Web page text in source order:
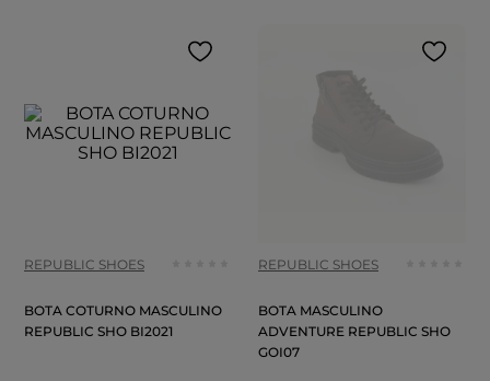
REPUBLIC SHOES
BOTA COTURNO MASCULINO
REPUBLIC SHO BI2021
REPUBLIC SHOES
BOTA MASCULINO
ADVENTURE REPUBLIC SHO
GOI07